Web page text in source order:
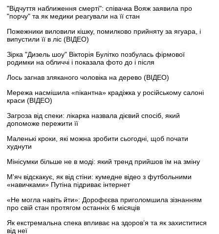
"Відчуття наближення смерті": співачка Вояж заявила про
"порчу" та як медики реагували на її стан
Пожежники виловили кішку, помилково прийняту за ягуара, і
випустили її в ліс (ВІДЕО)
Зірка "Дизель шоу" Вікторія Булітко позбулась фірмової
родимки на обличчі і показала фото до і після
Лось загнав зляканого чоловіка на дерево (ВІДЕО)
Мережа насмішила «пікантна» крадіжка у російському салоні
краси (ВІДЕО)
Загроза від спеки: лікарка назвала дієвий спосіб, який
допоможе пережити її
Маленькі кроки, які можна зробити сьогодні, щоб почати
худнути
Мінісумки більше не в моді: який тренд прийшов їм на зміну
М'яч відскакує, як від стіни: кумедне відео з футбольними
«навичками» Путіна підриває інтернет
«Не могла навіть йти»: Дорофєєва приголомшила зізнанням
про свій стан протягом останніх 6 місяців
Як екстремальна спека впливає на здоров’я та як захиститися
від неї